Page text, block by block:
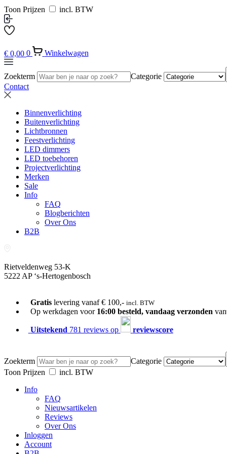
Toon Prijzen incl. BTW
€ 0,00 0 Winkelwagen
Zoekterm
Categorie
Contact
Binnenverlichting
Buitenverlichting
Lichtbronnen
Feestverlichting
LED dimmers
LED toebehoren
Projectverlichting
Merken
Sale
Info
FAQ
Blogberichten
Over Ons
B2B
Rietveldenweg 53-K
5222 AP ‘s-Hertogenbosch
Gratislevering vanaf € 100,- incl. BTW
Op werkdagen voor 16:00 besteld, vandaag verzonden
Uitstekend 781 reviews op reviewscore
Zoekterm
Categorie
Toon Prijzen
incl. BTW
Info
FAQ
Nieuwsartikelen
Reviews
Over Ons
Inloggen
Account